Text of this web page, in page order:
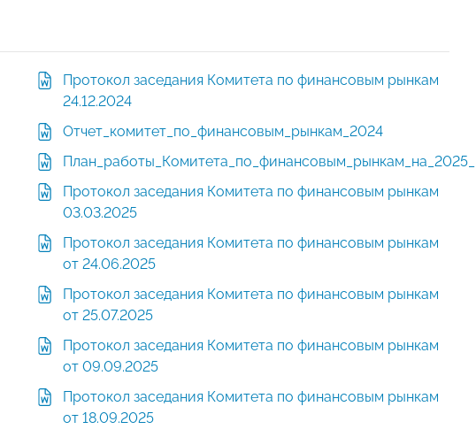
Протокол заседания Комитета по финансовым рынкам
24.12.2024
Отчет_комитет_по_финансовым_рынкам_2024
Протокол заседания Комитета по финансовым рынкам
03.03.2025
Протокол заседания Комитета по финансовым рынкам
от 24.06.2025
Протокол заседания Комитета по финансовым рынкам
от 25.07.2025
Протокол заседания Комитета по финансовым рынкам
от 09.09.2025
Протокол заседания Комитета по финансовым рынкам
от 18.09.2025